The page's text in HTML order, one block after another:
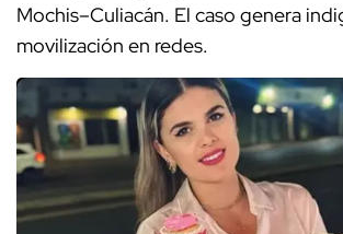
Mochis–Culiacán. El caso genera
movilización en redes.